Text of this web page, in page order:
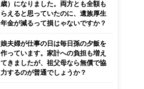
歳）になりました。両方とも全額も
らえると思っていたのに、遺族厚生
年金が減るって損じゃないですか？
娘夫婦が仕事の日は毎日孫の夕飯を
作っています。家計への負担も増え
てきましたが、祖父母なら無償で協
力するのが普通でしょうか？